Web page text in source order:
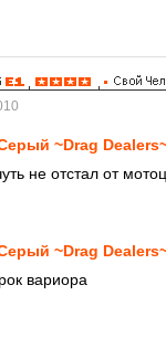
~Drag
не отстал от
~Drag
вариора